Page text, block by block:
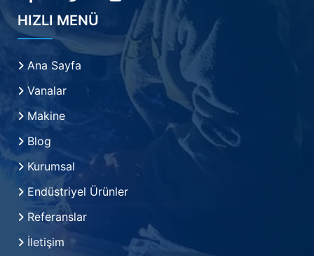
HIZLI MENÜ
Ana Sayfa
Vanalar
Makine
Blog
Kurumsal
Endüstriyel Ürünler
Referanslar
İletişim